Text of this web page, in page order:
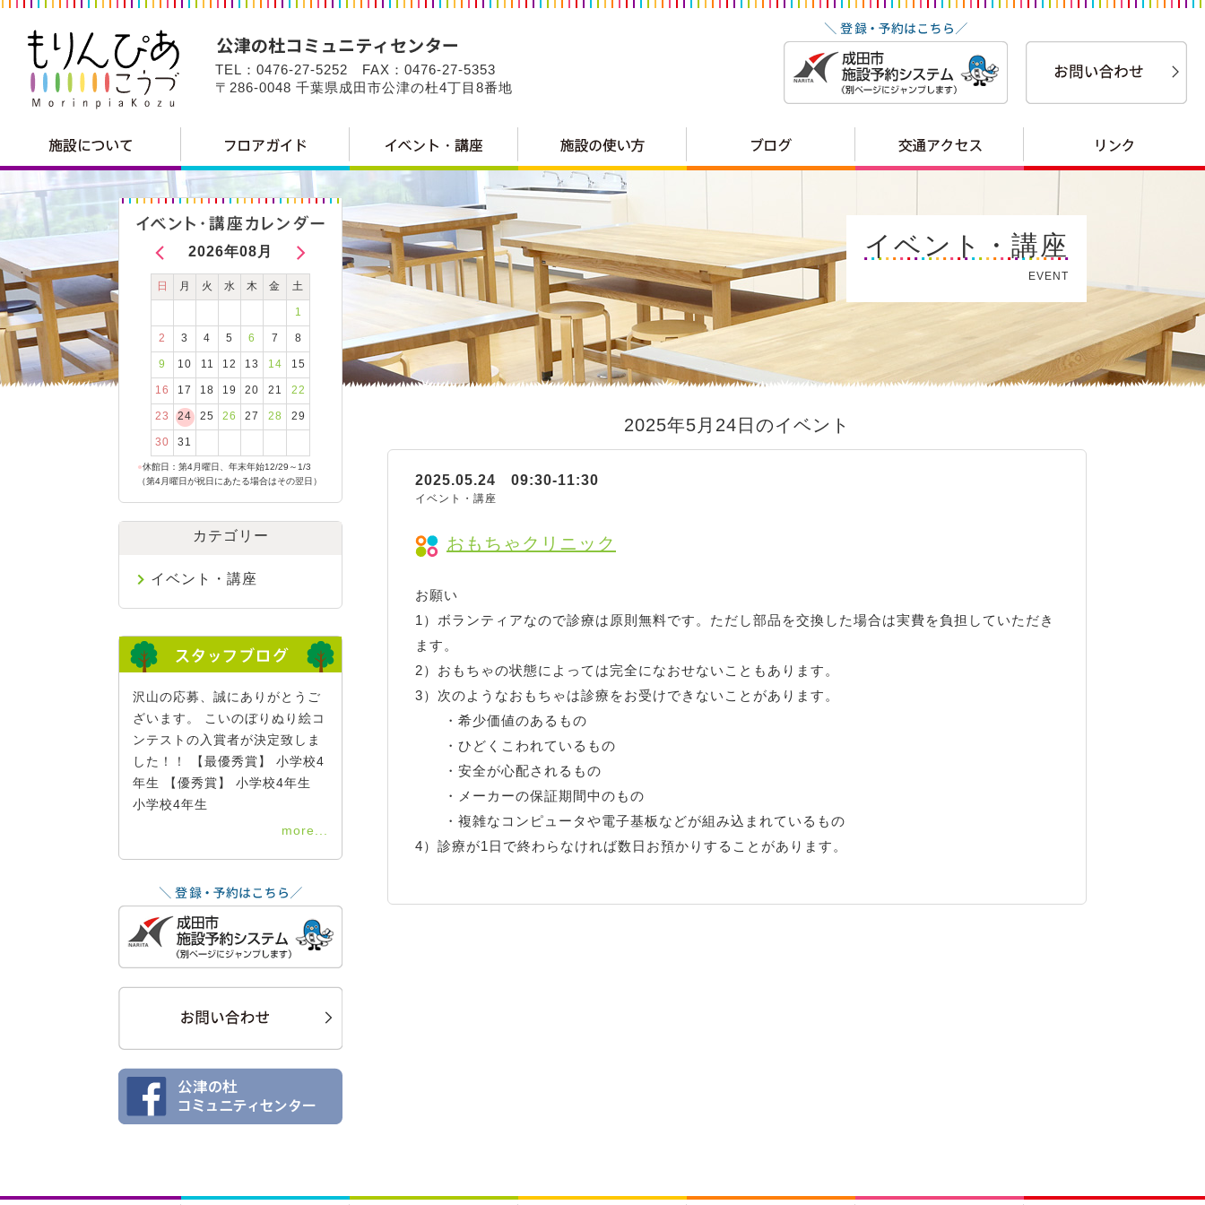
TEL：0476-27-5252 FAX：0476-27-5353
〒286-0048 千葉県成田市公津の杜4丁目8番地
イベント・講座
EVENT
2025年5月24日のイベント
おもちゃクリニック
2025.05.24 09:30-11:30
イベント・講座
お願い
1）ボランティアなので診療は原則無料です。ただし部品を交換した場合は実費を負担していただき
ます。
2）おもちゃの状態によっては完全になおせないこともあります。
3）次のようなおもちゃは診療をお受けできないことがあります。
・希少価値のあるもの
・ひどくこわれているもの
・安全が心配されるもの
・メーカーの保証期間中のもの
・複雑なコンピュータや電子基板などが組み込まれているもの
4）診療が1日で終わらなければ数日お預かりすることがあります。
2026年08月
日 月 火 水 木 金 土
1
2 3 4 5 6 7 8
9 10 11 12 13 14 15
16 17 18 19 20 21 22
23 24 25 26 27 28 29
30 31
●休館日：第4月曜日、年末年始12/29～1/3
（第4月曜日が祝日にあたる場合はその翌日）
カテゴリー
イベント・講座
沢山の応募、誠にありがとうご
ざいます。 こいのぼりぬり絵コ
ンテストの入賞者が決定致しま
した！！ 【最優秀賞】 小学校4
年生 【優秀賞】 小学校4年生
小学校4年生
more...